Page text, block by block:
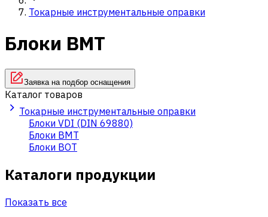
Токарные инструментальные оправки
Блоки BMT
Заявка на подбор оснащения
Каталог товаров
Токарные инструментальные оправки
Блоки VDI (DIN 69880)
Блоки BMT
Блоки BOT
Каталоги продукции
Показать все